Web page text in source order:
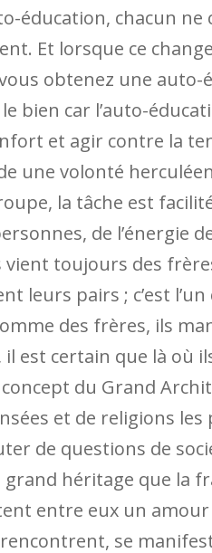
éducation, chacun
Et lorsque ce
obtenez une
bien car l’auto-
et agir contre la
une volonté
la tâche est
de l’énergie
toujours des
leurs pairs ; c’est
des frères, ils
est certain que là où
du Grand
et de religions
de questions de
grand héritage que la
entre eux un
se